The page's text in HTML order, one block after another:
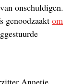
onschuldigen.
genoodzaakt om
Annetje